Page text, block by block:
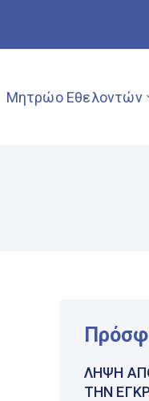
Μητρώο Εθελοντών
ΛΉΨΗ
ΤΗΝ